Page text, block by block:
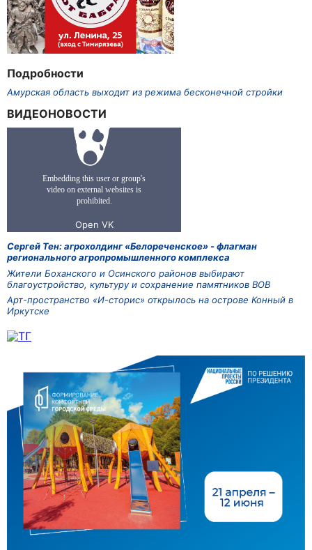
Подробности
Амурская область выходит из режима бесконечной стройки
ВИДЕОНОВОСТИ
Сергей Тен: агрохолдинг «Белореченское» - флагман
регионального агропромышленного комплекса
Жители Боханского и Осинского районов выбирают
благоустройство, культуру и сохранение памятников ВОВ
Арт-пространство «И-сторис» открылось на острове Конный в
Иркутске